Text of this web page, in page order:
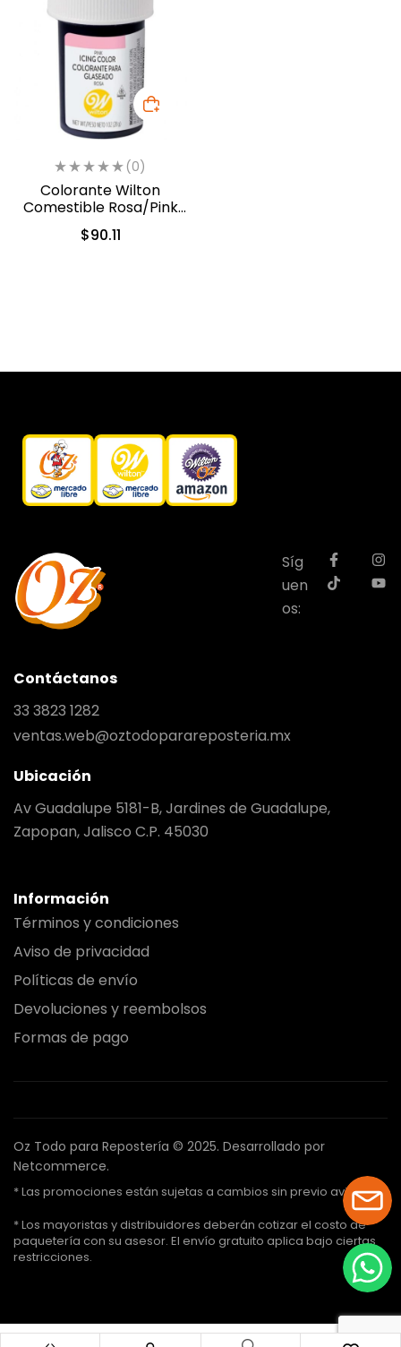
(0)
Colorante Wilton
Comestible Rosa/Pink
28.3gr. (04-0-0033)
$90.11
Síg
uen
os:
Contáctanos
33 3823 1282
ventas.web@oztodoparareposteria.mx
Ubicación
Av Guadalupe 5181-B, Jardines de Guadalupe,
Zapopan, Jalisco C.P. 45030
Información
Términos y condiciones
Aviso de privacidad
Políticas de envío
Devoluciones y reembolsos
Formas de pago
Oz Todo para Repostería © 2025. Desarrollado por
Netcommerce.
* Las promociones están sujetas a cambios sin previo aviso.
* Los mayoristas y distribuidores deberán cotizar el costo de
paquetería con su asesor. El envío gratuito aplica bajo ciertas
restricciones.